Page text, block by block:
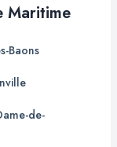
Maritime
Baons
de-